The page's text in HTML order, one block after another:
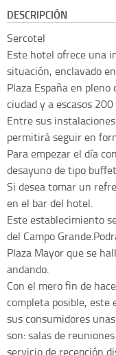
DESCRIPCIÓN
Sercotel
Este hotel ofrece una
situación, enclavado
Plaza España en
ciudad y a escasos
Entre sus
permitirá seguir en
Para empezar el día
desayuno de tipo
Si desea tomar un
en el bar del hotel.
Este establecimiento
del Campo
Plaza Mayor que se
andando.
Con el mero fin de
completa posible, este
sus consumidores
son: salas de
servicio de recepción